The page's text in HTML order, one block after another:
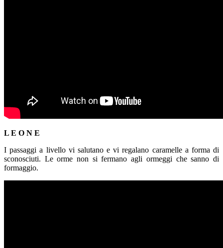
L E O N E
I passaggi a livello vi salutano e vi regalano caramelle a forma di
sconosciuti. Le orme non si fermano agli ormeggi che sanno di
formaggio.